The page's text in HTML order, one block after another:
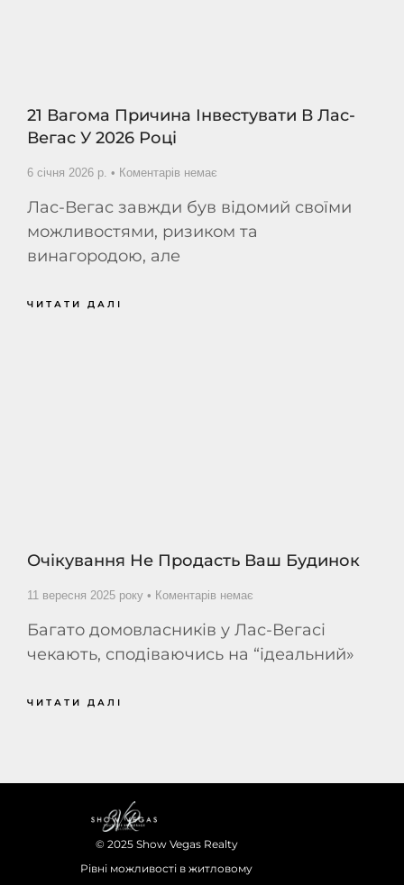
21 Вагома Причина Інвестувати В Лас-
Вегас У 2026 Році
6 січня 2026 р. Коментарів немає
Лас-Вегас завжди був відомий своїми
можливостями, ризиком та
винагородою, але
ЧИТАТИ ДАЛІ
Очікування Не Продасть Ваш Будинок
11 вересня 2025 року Коментарів немає
Багато домовласників у Лас-Вегасі
чекають, сподіваючись на “ідеальний»
ЧИТАТИ ДАЛІ
© 2025 Show Vegas Realty
Рівні можливості в житловому